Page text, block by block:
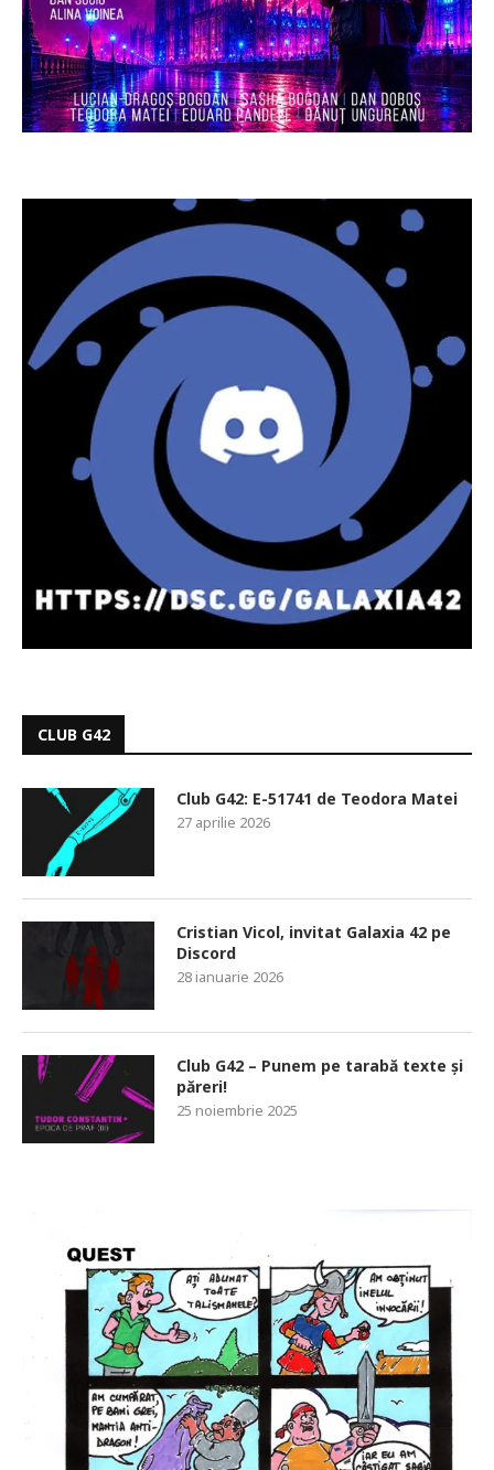
CLUB G42
Club G42: E-51741 de Teodora Matei
27 aprilie 2026
Cristian Vicol, invitat Galaxia 42 pe
Discord
28 ianuarie 2026
Club G42 – Punem pe tarabă texte și
păreri!
25 noiembrie 2025